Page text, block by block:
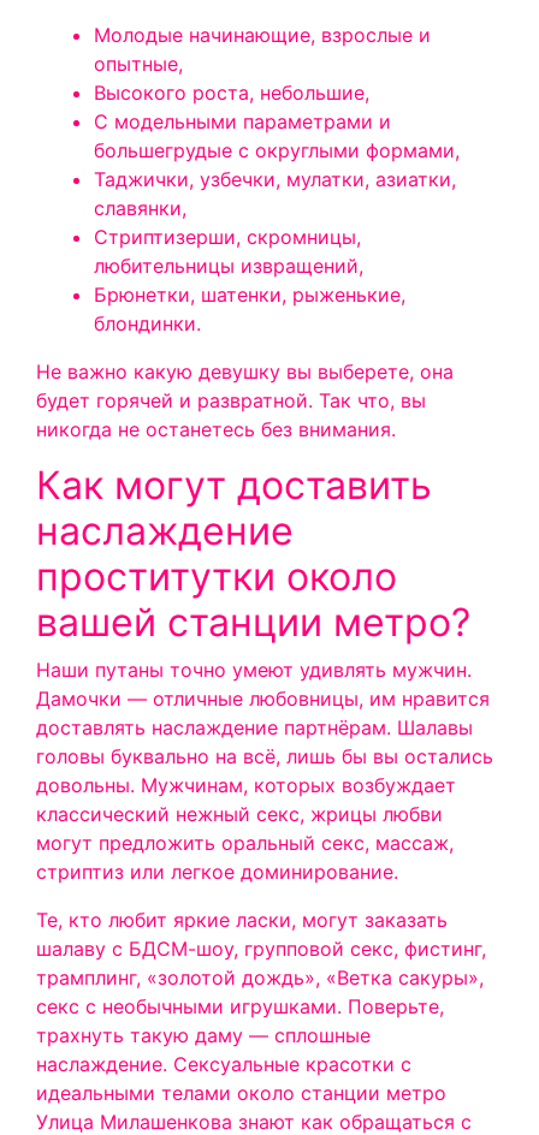
Молодые начинающие, взрослые и
опытные,
Высокого роста, небольшие,
С модельными параметрами и
большегрудые с округлыми формами,
Таджички, узбечки, мулатки, азиатки,
славянки,
Стриптизерши, скромницы,
любительницы извращений,
Брюнетки, шатенки, рыженькие,
блондинки.
Не важно какую девушку вы выберете, она
будет горячей и развратной. Так что, вы
никогда не останетесь без внимания.
Как могут доставить
наслаждение
проститутки около
вашей станции метро?
Наши путаны точно умеют удивлять мужчин.
Дамочки — отличные любовницы, им нравится
доставлять наслаждение партнёрам. Шалавы
головы буквально на всё, лишь бы вы остались
довольны. Мужчинам, которых возбуждает
классический нежный секс, жрицы любви
могут предложить оральный секс, массаж,
стриптиз или легкое доминирование.
Те, кто любит яркие ласки, могут заказать
шалаву с БДСМ-шоу, групповой секс, фистинг,
трамплинг, «золотой дождь», «Ветка сакуры»,
секс с необычными игрушками. Поверьте,
трахнуть такую даму — сплошные
наслаждение. Сексуальные красотки с
идеальными телами около станции метро
Улица Милашенкова знают как обращаться с